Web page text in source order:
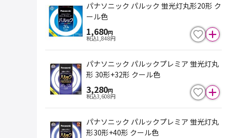
パナソニック パルック 蛍光灯丸形20形 ク
ール色
1,680円
税込1,848円
パナソニック パルックプレミア 蛍光灯丸
形 30形+32形 クール色
3,280円
税込3,608円
パナソニック パルックプレミア 蛍光灯丸
形30形+40形 クール色